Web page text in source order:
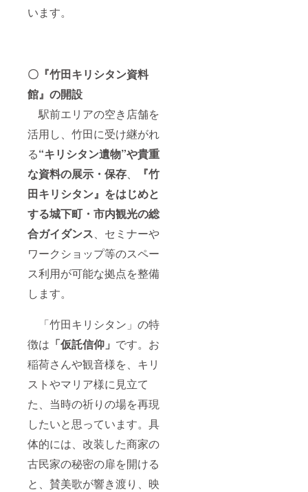
います。
〇『竹田キリシタン資料
館』の開設
駅前エリアの空き店舗を
活用し、竹田に受け継がれ
る“キリシタン遺物”や貴重
な資料の展示・保存、
『竹
田キリシタン』をはじめと
する城下町・市内観光の総
合ガイダンス、セミナーや
ワークショップ等のスペー
ス利用が可能な拠点を整備
します。
「竹田キリシタン」の特
徴は 「仮託信仰」 です。お
稲荷さんや観音様を、キリ
ストやマリア様に見立て
た、当時の祈りの場を再現
したいと思っています。具
体的には、改装した商家の
古民家の秘密の扉を開ける
と、賛美歌が響き渡り、映